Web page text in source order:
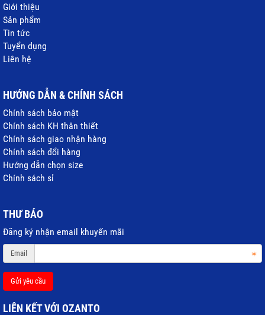
Giới thiệu
Sản phẩm
Tin tức
Tuyển dụng
Liên hệ
HƯỚNG DẪN & CHÍNH SÁCH
Chính sách bảo mật
Chính sách KH thân thiết
Chính sách giao nhận hàng
Chính sách đổi hàng
Hướng dẫn chọn size
Chính sách sỉ
THƯ BÁO
Đăng ký nhận email khuyến mãi
Email
Gửi yêu cầu
LIÊN KẾT VỚI OZANTO